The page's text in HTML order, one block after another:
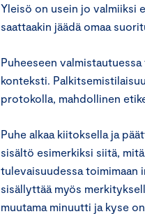
Yleisö on usein jo valmiiksi
saattaakin jäädä omaa
Puheeseen
konteksti.
protokolla, mahdollinen
Puhe alkaa kiitoksella ja
sisältö esimerkiksi siitä,
tulevaisuudessa toimimaan
sisällyttää myös
muutama minuutti ja kyse